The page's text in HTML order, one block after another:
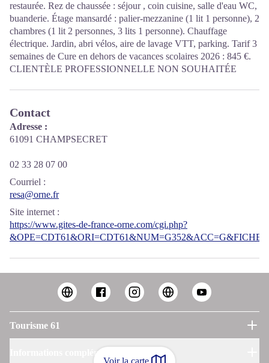
Voir la carte
restaurée. Rez de chaussée : séjour , coin cuisine, salle d'eau WC,
buanderie. Étage mansardé : palier-mezzanine (1 lit 1 personne), 2
chambres (1 lit 2 personnes, 3 lits 1 personne). Chauffage
électrique. Jardin, abri vélos, aire de lavage VTT, parking. Tarif 3
semaines de Cure en dehors de vacances scolaires 2026 : 845 €.
CLIENTÈLE PROFESSIONNELLE NON SOUHAITÉE
Contact
Adresse :
61091 CHAMPSECRET
02 33 28 07 00
Courriel :
resa@orne.fr
Site internet :
https://www.gites-de-france-orne.com/cgi.php?
Tourisme 61
Informations complémentaires